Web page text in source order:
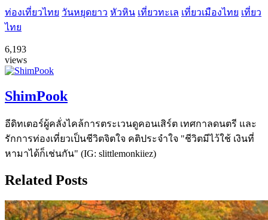
ท่องเที่ยวไทย วันหยุดยาว หัวหิน เที่ยวทะเล เที่ยวเมืองไทย เที่ยว
ไทย
6,193
views
ShimPook
อีดิทเตอร์ผู้คลั่งไคล้การตระเวนดูคอนเสิร์ต เทศกาลดนตรี และ
รักการท่องเที่ยวเป็นชีวิตจิตใจ คติประจำใจ "ชีวิตมีไว้ใช้ เงินที่
หามาได้ก็เช่นกัน" (IG: slittlemonkiiez)
Related Posts